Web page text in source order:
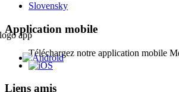
Slovensky
Application mobile
Téléchargez notre application mobile
Liens amis